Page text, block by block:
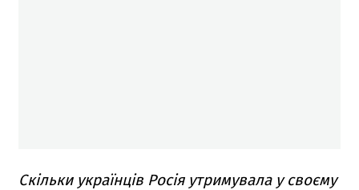
Скільки українців Росія утримувала у своєму